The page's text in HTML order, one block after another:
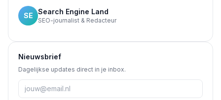
SE Search Engine Land
SEO-journalist & Redacteur
Nieuwsbrief
Dagelijkse updates direct in je inbox.